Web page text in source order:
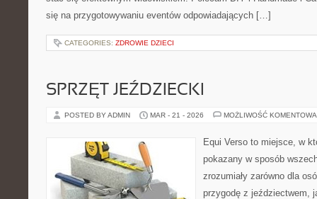
się na przygotowywaniu eventów odpowiadających […]
CATEGORIES: ZDROWIE DZIECI
SPRZĘT JEŹDZIECKI
POSTED BY ADMIN MAR - 21 - 2026 MOŻLIWOŚĆ
Equi Verso to miejsce, w
pokazany w sposób
zrozumiały zarówno dla
przygodę z jeździectwem,